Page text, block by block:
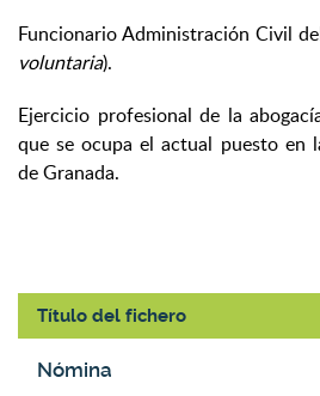
Funcionario Administración Civil
voluntaria).
Ejercicio profesional de la
que se ocupa el actual puesto en
de Granada.
Título del fichero
Nómina